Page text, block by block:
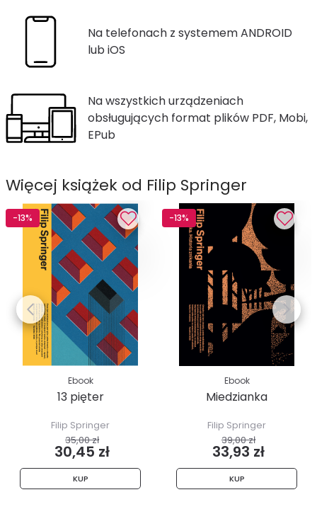
Na telefonach z systemem ANDROID
lub iOS
Na wszystkich urządzeniach
obsługujących format plików PDF, Mobi,
EPub
Więcej książek od Filip Springer
-13%
Ebook
13 pięter
Filip Springer
35,00 zł
30,45 zł
KUP
-13%
Ebook
Miedzianka
Filip Springer
39,00 zł
33,93 zł
KUP